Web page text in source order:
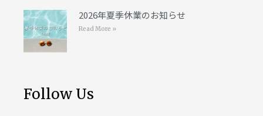
2026年夏季休業のお知らせ
Read More »
Follow Us